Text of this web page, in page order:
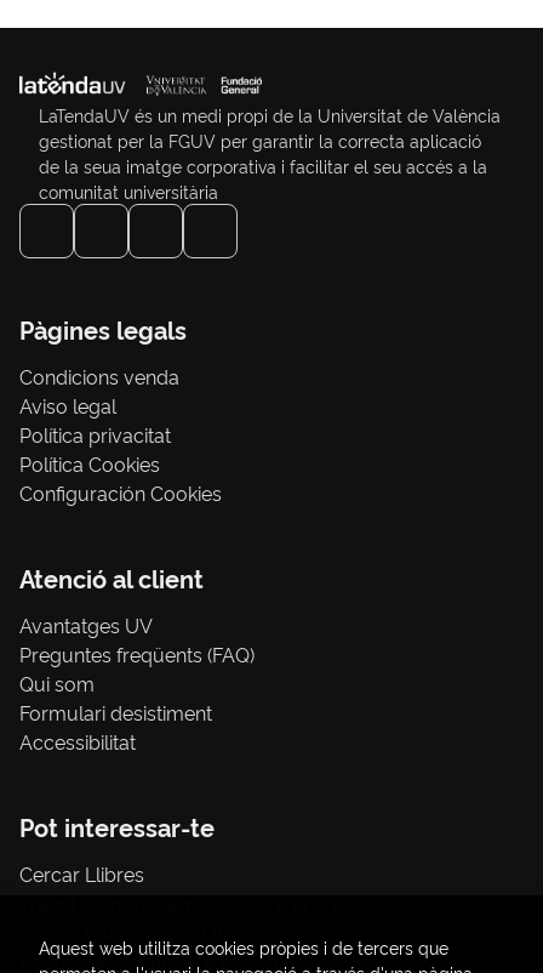
LaTendaUV és un medi propi de la Universitat de València
gestionat per la FGUV per garantir la correcta aplicació
de la seua imatge corporativa i facilitar el seu accés a la
comunitat universitària
Pàgines legals
Condicions venda
Aviso legal
Política privacitat
Política Cookies
Configuración Cookies
Atenció al client
Avantatges UV
Preguntes freqüents (FAQ)
Qui som
Formulari desistiment
Accessibilitat
Pot interessar-te
Cercar Llibres
Papereria / material d'oficina
Aquest web utilitza cookies pròpies i de tercers que